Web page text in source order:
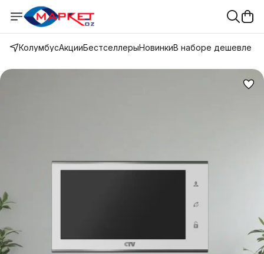
КолумбусАкцииБестселлерыНовинкиВ наборе дешевле